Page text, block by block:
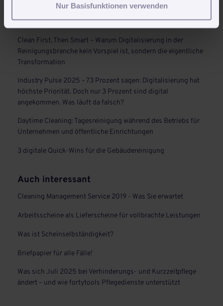
Nur Basisfunktionen verwenden
Reinigungsroboter in der Gebäudereinigung: Trends, Vorteile
und Zukunftsperspektiven
Clean First, Then Smart – Warum Digitalisierung in der
Reinigungsbranche kein Vorspiel ist, sondern die eigentliche
Transformation
Industry Pulse 2025 – 73 Prozent sagen: Digitalisierung hat
höchste Priorität. Doch nur 3 Prozent sind digital
angekommen. Was läuft da falsch?
Daytime Cleaning: Tagesreinigung während des Betriebs für
Unternehmen und öffentliche Einrichtungen
3 digitale Quick-Wins für die Gebäudereinigung
Auch interessant
Cleaning Management Service 2019 - Was Sie erwartet
Arbeitsscheine als Lieferscheine für vollbrachte Leistungen
Was ist Scheinselbständigkeit?
Briefpapier für alle Fälle!
Was sich Juli 2025 bei Verhinderungs- und Kurzzeitpflege
ändert – und wie fortytools Pflegedienste unterstützt